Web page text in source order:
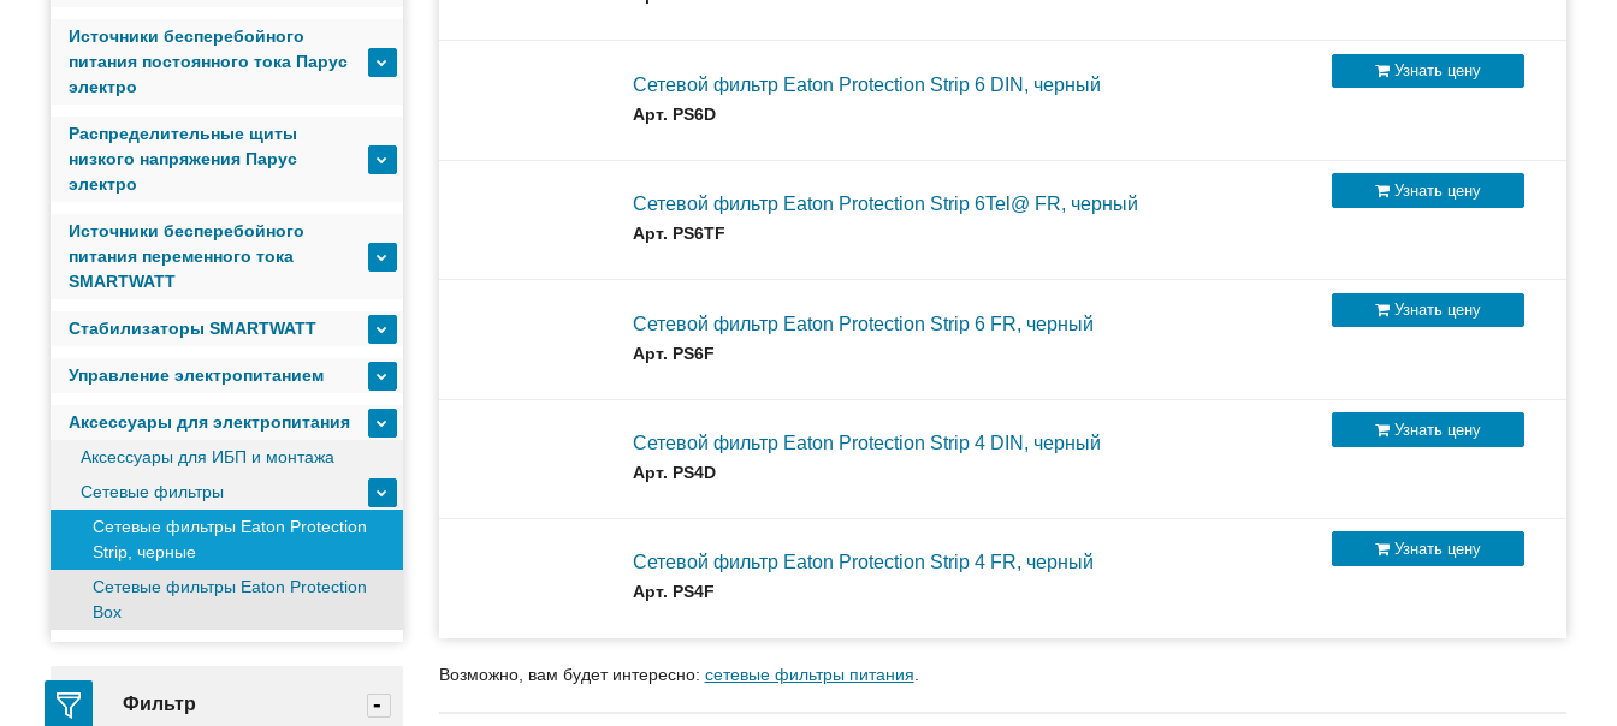
Оборудование связи и решения для электрических подстанций
Кабели для промышленных сетей в новом каталоге ANC
Как предотвратить отказы аккумуляторов ИБП. Причины выхода из строя АКБ
ИБП с мощным зарядным устройством и масштабируемым временем автономной работы в зависимости от подключаемых внешних АКБ
Оборудование связи и решения для электрических подстанций
Кабели для промышленных сетей в новом каталоге ANC
Источники бесперебойного
питания постоянного тока Парус
электро
Распределительные щиты
низкого напряжения Парус
электро
Источники бесперебойного
питания переменного тока
SMARTWATT
Стабилизаторы SMARTWATT
Управление электропитанием
Аксессуары для электропитания
Аксессуары для ИБП и монтажа
Сетевые фильтры
Сетевые фильтры Eaton Protection
Strip, черные
Сетевые фильтры Eaton Protection
Box
Фильтр
Сетевой фильтр Eaton Protection Strip 6 DIN, черный
Арт. PS6D
Узнать цену
Сетевой фильтр Eaton Protection Strip 6Tel@ FR, черный
Арт. PS6TF
Узнать цену
Сетевой фильтр Eaton Protection Strip 6 FR, черный
Арт. PS6F
Узнать цену
Сетевой фильтр Eaton Protection Strip 4 DIN, черный
Арт. PS4D
Узнать цену
Сетевой фильтр Eaton Protection Strip 4 FR, черный
Арт. PS4F
Узнать цену
Возможно, вам будет интересно: сетевые фильтры питания